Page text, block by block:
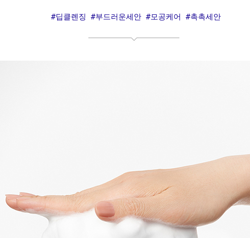
#딥클렌징 #부드러운세안 #모공케어 #촉촉세안